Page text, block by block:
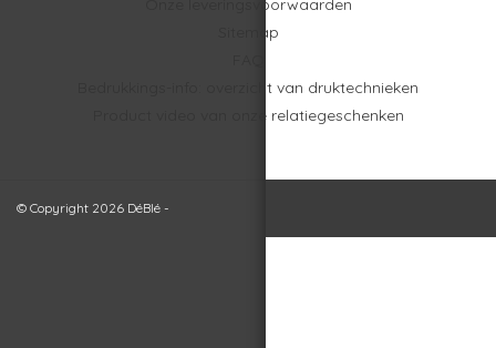
Onze leveringsvoorwaarden
Sitemap
Bedrukkings-info: overzicht van druktechnieken
Product video van onze relatiegeschenken
© Copyright 2026 DéBlé -